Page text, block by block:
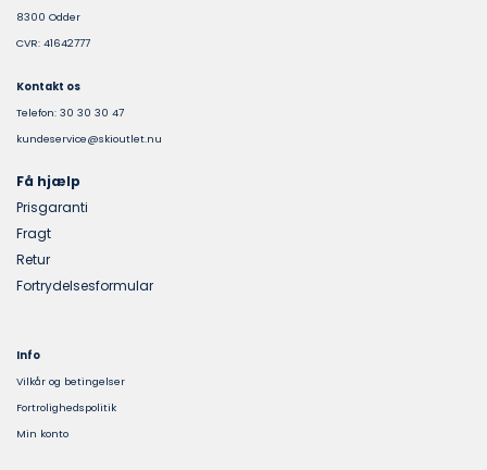
8300 Odder
CVR: 41642777
Kontakt os
Telefon: 30 30 30 47
kundeservice@skioutlet.nu
Få hjælp
Prisgaranti
Fragt
Retur
Fortrydelsesformular
Info
Vilkår og betingelser
Fortrolighedspolitik
Min konto